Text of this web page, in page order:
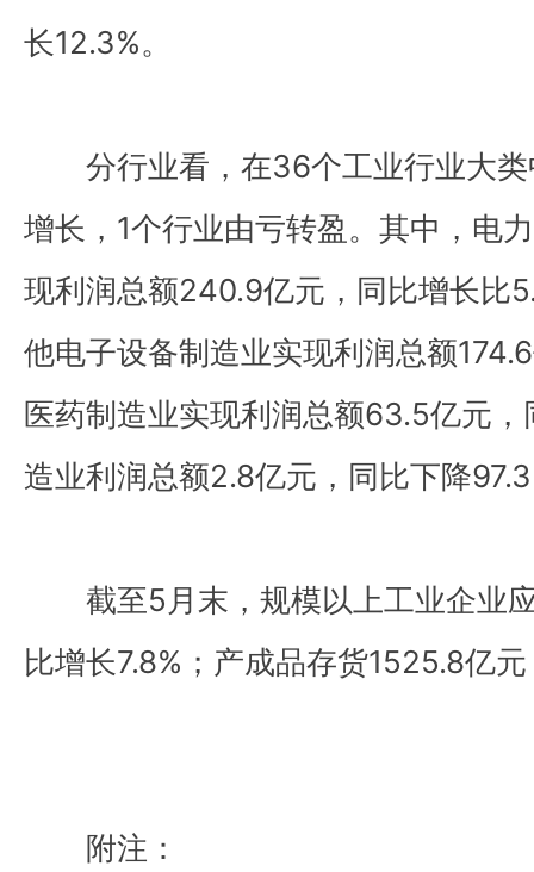
长12.3%。
分行业看，在36个工业行业大
增长，1个行业由亏转盈。其中，电
现利润总额240.9亿元，同比增长比
他电子设备制造业实现利润总额
医药制造业实现利润总额63.5亿元
造业利润总额2.8亿元，同比下降
截至5月末，规模以上工业企业
比增长7.8%；产成品存货1525.8亿
附注：